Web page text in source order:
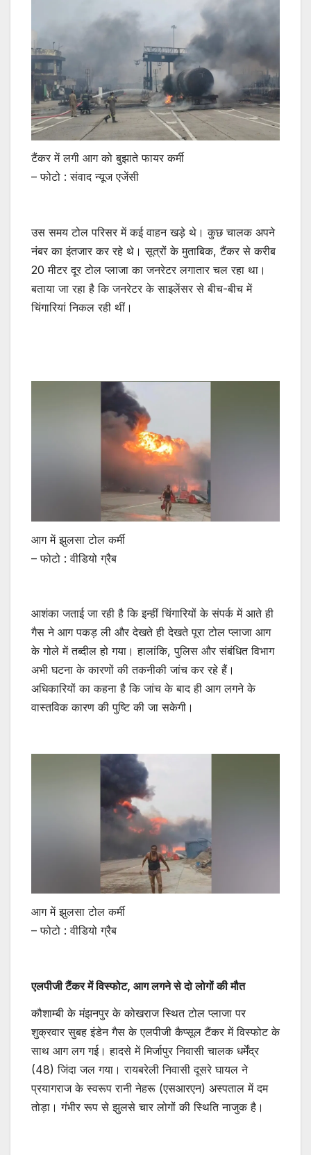
टैंकर में लगी आग को बुझाते फायर कर्मी
– फोटो : संवाद न्यूज एजेंसी
उस समय टोल परिसर में कई वाहन खड़े थे। कुछ चालक अपने
नंबर का इंतजार कर रहे थे। सूत्रों के मुताबिक, टैंकर से करीब
20 मीटर दूर टोल प्लाजा का जनरेटर लगातार चल रहा था।
बताया जा रहा है कि जनरेटर के साइलेंसर से बीच-बीच में
चिंगारियां निकल रही थीं।
आग में झुलसा टोल कर्मी
– फोटो : वीडियो ग्रैब
आशंका जताई जा रही है कि इन्हीं चिंगारियों के संपर्क में आते ही
गैस ने आग पकड़ ली और देखते ही देखते पूरा टोल प्लाजा आग
के गोले में तब्दील हो गया। हालांकि, पुलिस और संबंधित विभाग
अभी घटना के कारणों की तकनीकी जांच कर रहे हैं।
अधिकारियों का कहना है कि जांच के बाद ही आग लगने के
वास्तविक कारण की पुष्टि की जा सकेगी।
आग में झुलसा टोल कर्मी
– फोटो : वीडियो ग्रैब
एलपीजी टैंकर में विस्फोट, आग लगने से दो लोगों की मौत
कौशाम्बी के मंझनपुर के कोखराज स्थित टोल प्लाजा पर
शुक्रवार सुबह इंडेन गैस के एलपीजी कैप्सूल टैंकर में विस्फोट के
साथ आग लग गई। हादसे में मिर्जापुर निवासी चालक धर्मेंद्र
(48) जिंदा जल गया। रायबरेली निवासी दूसरे घायल ने
प्रयागराज के स्वरूप रानी नेहरू (एसआरएन) अस्पताल में दम
तोड़ा। गंभीर रूप से झुलसे चार लोगों की स्थिति नाजुक है।